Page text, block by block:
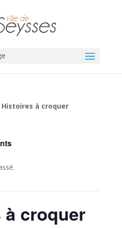
Histoires à croquer
croquer